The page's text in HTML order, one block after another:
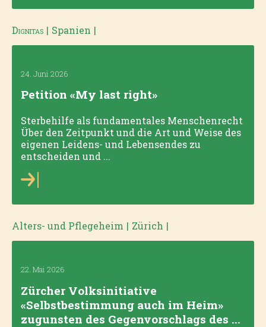
Dignitas | Spanien |
24. Juni 2026
Petition «My last right»
Sterbehilfe als fundamentales Menschenrecht
Über den Zeitpunkt und die Art und Weise des
eigenen Leidens- und Lebensendes zu
entscheiden und ...
Alters- und Pflegeheim | Zürich |
22. Mai 2026
Zürcher Volksinitiative
«Selbstbestimmung auch im Heim»
zugunsten des Gegenvorschlags des ...